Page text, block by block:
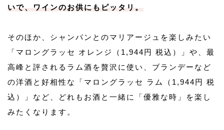
いで、ワインのお供にもピッタリ。
そのほか、シャンパンとのマリアージュを楽しみたい
「マロングラッセ オレンジ（1,944円 税込）」や、最
高峰と評されるラム酒を贅沢に使い、ブランデーなど
の洋酒と好相性な「マロングラッセ ラム（1,944円 税
込）」など、どれもお酒と一緒に「優雅な時」を楽し
みたくなります。